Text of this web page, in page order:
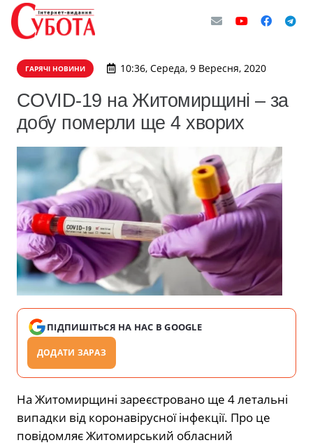
ГАРЯЧІ НОВИНИ 10:36, Середа, 9 Вересня, 2020
COVID-19 на Житомирщині – за
добу померли ще 4 хворих
ПІДПИШІТЬСЯ НА НАС В GOOGLE
ДОДАТИ ЗАРАЗ
На Житомирщині зареєстровано ще 4 летальні
випадки від коронавірусної інфекції. Про це
повідомляє Житомирський обласний